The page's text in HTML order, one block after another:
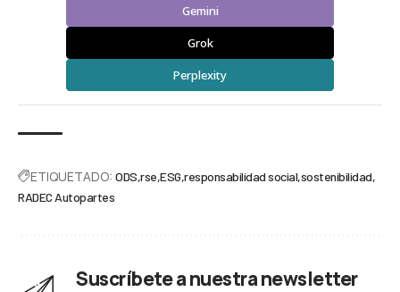
Gemini
Grok
Perplexity
ETIQUETADO: ODS rse ESG responsabilidad social sostenibilidad
RADEC Autopartes
Suscríbete a nuestra newsletter